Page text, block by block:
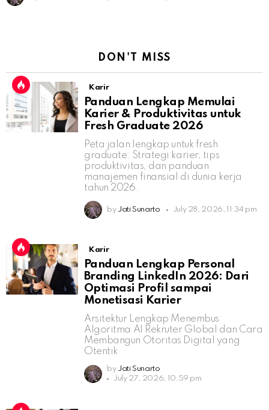
DON'T MISS
Karir
Panduan Lengkap Memulai
Karier & Produktivitas untuk
Fresh Graduate 2026
Peta jalan lengkap untuk fresh
graduate: Strategi karier, tips
produktivitas, dan panduan
manajemen finansial di dunia kerja
tahun 2026.
by Jati Sunarto July 28, 2026, 11:34 pm
Karir
Panduan Lengkap Personal
Branding LinkedIn 2026: Dari
Optimasi Profil sampai
Monetisasi Karier
Arsitektur Lengkap Menembus
Algoritma AI Rekruter Global dan Cara
Membangun Otoritas Digital yang
Otentik
by Jati Sunarto
July 27, 2026, 10:59 pm